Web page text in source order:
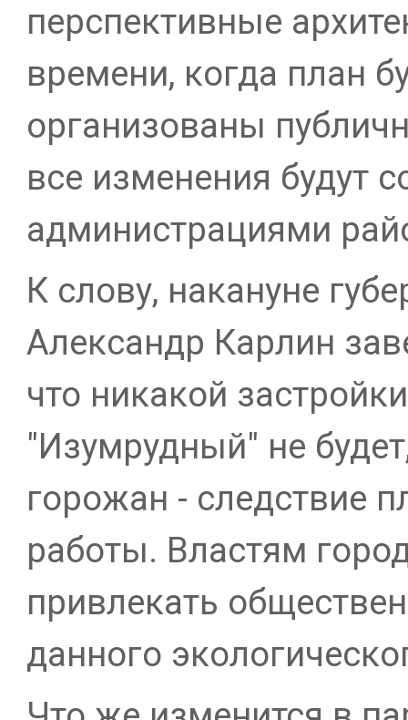
перспективные
времени, когда план
организованы
все изменения будут
администрациями
К слову, накануне
Александр Карлин
что никакой
"Изумрудный" не
горожан - следствие
работы. Властям
привлекать
данного